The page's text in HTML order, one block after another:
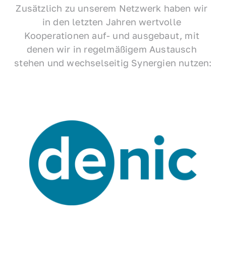
Zusätzlich zu unserem Netzwerk haben wir
in den letzten Jahren wertvolle
Kooperationen auf- und ausgebaut, mit
denen wir in regelmäßigem Austausch
stehen und wechselseitig Synergien nutzen: